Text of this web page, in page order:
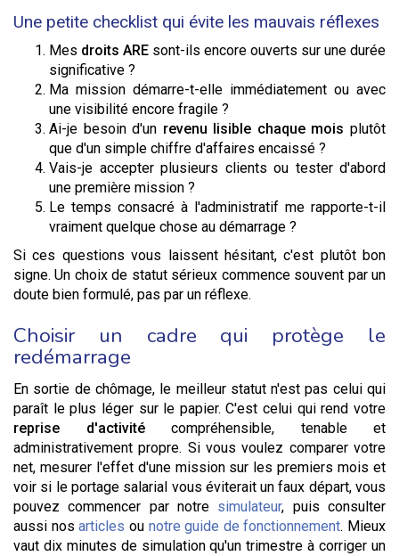
Une petite checklist qui évite les mauvais réflexes
Mes droits ARE sont-ils encore ouverts sur une durée
significative ?
Ma mission démarre-t-elle immédiatement ou avec
une visibilité encore fragile ?
Ai-je besoin d'un revenu lisible chaque mois plutôt
que d'un simple chiffre d'affaires encaissé ?
Vais-je accepter plusieurs clients ou tester d'abord
une première mission ?
Le temps consacré à l'administratif me rapporte-t-il
vraiment quelque chose au démarrage ?
Si ces questions vous laissent hésitant, c'est plutôt bon
signe. Un choix de statut sérieux commence souvent par un
doute bien formulé, pas par un réflexe.
Choisir un cadre qui protège le
redémarrage
En sortie de chômage, le meilleur statut n'est pas celui qui
paraît le plus léger sur le papier. C'est celui qui rend votre
reprise d'activitécompréhensible, tenable et
administrativement propre. Si vous voulez comparer votre
net, mesurer l'effet d'une mission sur les premiers mois et
voir si le portage salarial vous éviterait un faux départ, vous
pouvez commencer par notre simulateur, puis consulter
aussi nosarticles ou notre guide de fonctionnement. Mieux
vaut dix minutes de simulation qu'un trimestre à corriger un